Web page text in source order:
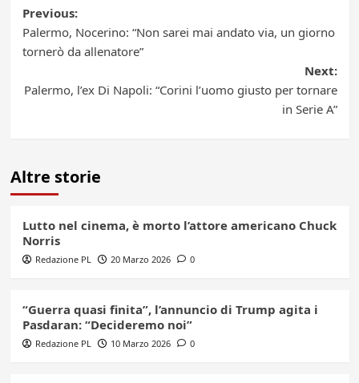
Post
navigation
Previous:
Palermo, Nocerino: “Non sarei mai andato via, un giorno
tornerò da allenatore”
Next:
Palermo, l’ex Di Napoli: “Corini l’uomo giusto per tornare
in Serie A”
Altre storie
Lutto nel cinema, è morto l’attore americano Chuck
Norris
Redazione PL 20 Marzo 2026 0
“Guerra quasi finita”, l’annuncio di Trump agita i
Pasdaran: “Decideremo noi”
Redazione PL 10 Marzo 2026 0